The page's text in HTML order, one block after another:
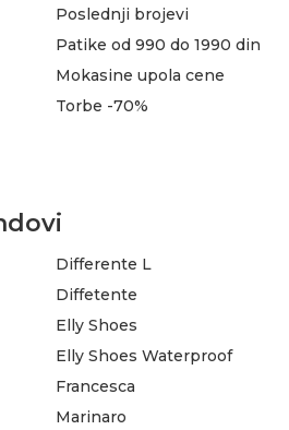
Poslednji brojevi
Patike od 990 do 1990 din
Mokasine upola cene
Torbe -70%
Differente L
Diffetente
Elly Shoes
Elly Shoes Waterproof
Francesca
Marinaro